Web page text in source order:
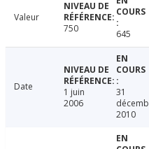
Valeur
750
645
Date
1 juin
2006
31
2010